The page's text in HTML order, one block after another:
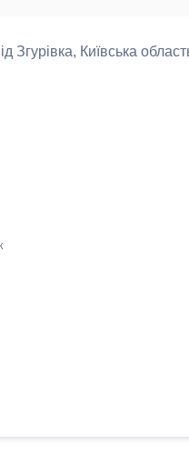
Згурівка, Київська